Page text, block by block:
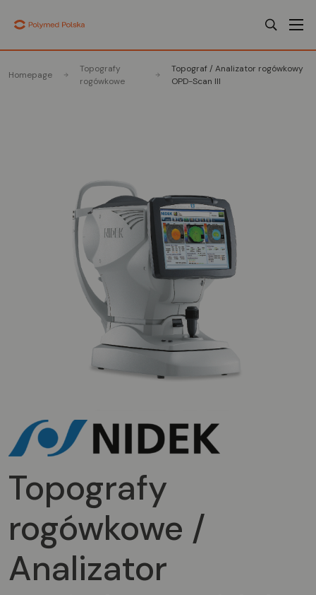
Homepage
Topografy
rogówkowe
Topograf / Analizator rogówkowy
OPD-Scan III
Topografy
rogówkowe /
Analizator